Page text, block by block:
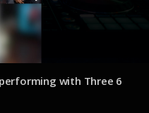
with Three 6